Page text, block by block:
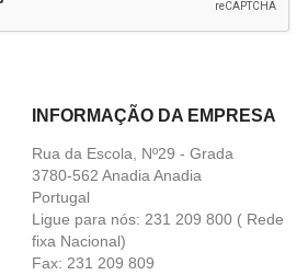
INFORMAÇÃO DA EMPRESA
Rua da Escola, Nº29 - Grada
3780-562 Anadia Anadia
Portugal
Ligue para nós: 231 209 800 ( Rede
fixa Nacional)
Fax: 231 209 809